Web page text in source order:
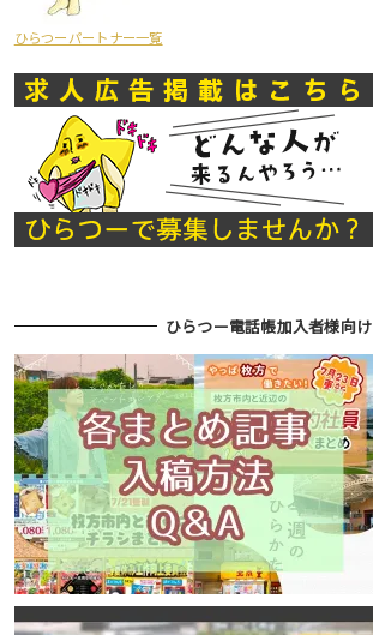
ひらつーパートナー一覧
ひらつー電話帳加入者様向け